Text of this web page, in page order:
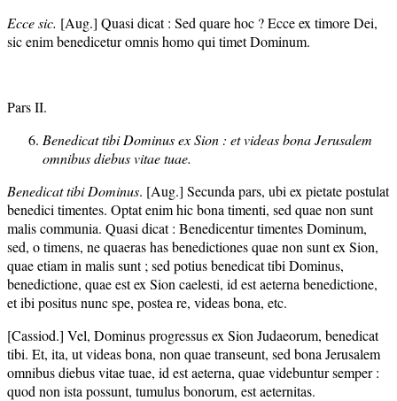
Ecce sic. [Aug.] Quasi dicat : Sed quare hoc ? Ecce ex timore Dei,
sic enim benedicetur omnis homo qui timet Dominum.
Pars II.
Benedicat tibi Dominus ex Sion : et videas bona Jerusalem
omnibus diebus vitae tuae.
Benedicat tibi Dominus. [Aug.] Secunda pars, ubi ex pietate postulat
benedici timentes. Optat enim hic bona timenti, sed quae non sunt
malis communia. Quasi dicat : Benedicentur timentes Dominum,
sed, o timens, ne quaeras has benedictiones quae non sunt ex Sion,
quae etiam in malis sunt ; sed potius benedicat tibi Dominus,
benedictione, quae est ex Sion caelesti, id est aeterna benedictione,
et ibi positus nunc spe, postea re, videas bona, etc.
[Cassiod.] Vel, Dominus progressus ex Sion Judaeorum, benedicat
tibi. Et, ita, ut videas bona, non quae transeunt, sed bona Jerusalem
omnibus diebus vitae tuae, id est aeterna, quae videbuntur semper :
quod non ista possunt, tumulus bonorum, est aeternitas.